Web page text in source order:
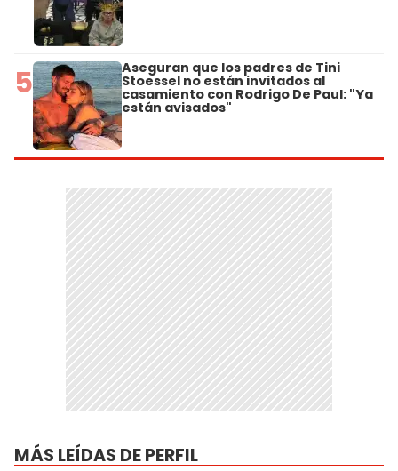
5 Aseguran que los padres de Tini
Stoessel no están invitados al
casamiento con Rodrigo De Paul: "Ya
están avisados"
MÁS LEÍDAS DE PERFIL